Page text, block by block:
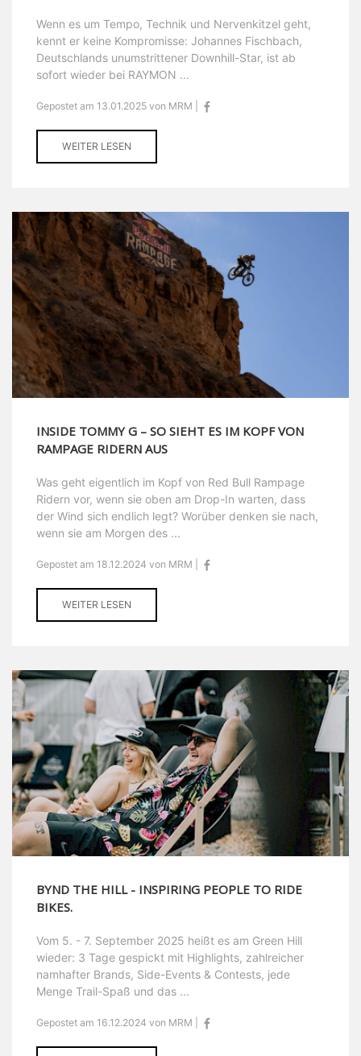
Wenn es um Tempo, Technik und Nervenkitzel geht,
kennt er keine Kompromisse: Johannes Fischbach,
Deutschlands unumstrittener Downhill-Star, ist ab
sofort wieder bei RAYMON ...
Gepostet am 13.01.2025 von MRM |
WEITER LESEN
INSIDE TOMMY G – SO SIEHT ES IM KOPF VON
RAMPAGE RIDERN AUS
Was geht eigentlich im Kopf von Red Bull Rampage
Ridern vor, wenn sie oben am Drop-In warten, dass
der Wind sich endlich legt? Worüber denken sie nach,
wenn sie am Morgen des ...
Gepostet am 18.12.2024 von MRM |
WEITER LESEN
BYND THE HILL - INSPIRING PEOPLE TO RIDE
BIKES.
Vom 5. - 7. September 2025 heißt es am Green Hill
wieder: 3 Tage gespickt mit Highlights, zahlreicher
namhafter Brands, Side-Events & Contests, jede
Menge Trail-Spaß und das ...
Gepostet am 16.12.2024 von MRM |